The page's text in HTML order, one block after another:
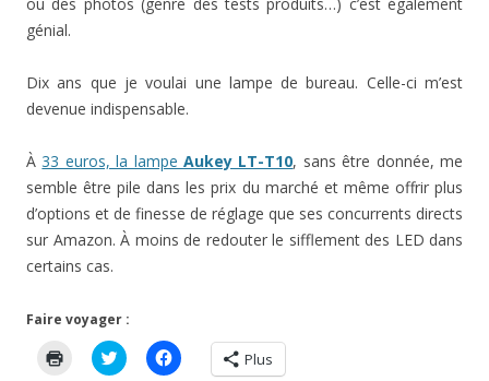
génial.
Dix ans que je voulai une lampe de bureau. Celle-ci m’est
devenue indispensable.
À33 euros, la lampeAukey LT-T10, sans être donnée, me
semble être pile dans les prix du marché et même offrir plus
d’options et de finesse de réglage que ses concurrents directs
sur Amazon. À moins de redouter le sifflement des LED dans
certains cas.
Faire voyager :
C
l
C
l Plus